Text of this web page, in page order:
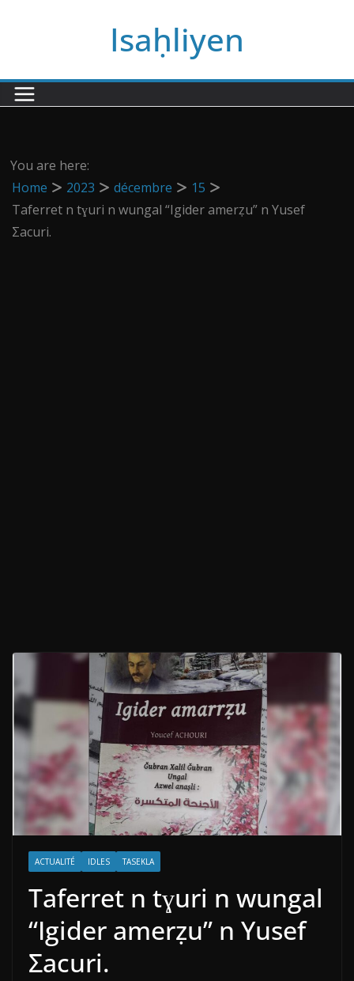
Isaḥliyen
You are here:
Home
2023 décembre
15
Taferret n tɣuri n wungal “Igider amerẓu” n Yusef
Σacuri.
ACTUALITÉ IDLES TASEKLA
Taferret n tɣuri n wungal
“Igider amerẓu” n Yusef
Σacuri.